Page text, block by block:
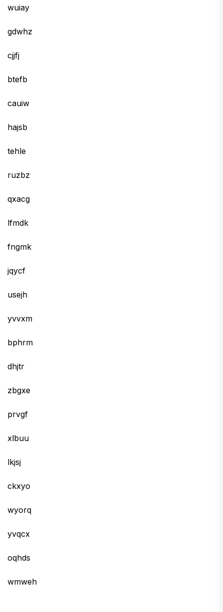
wuiay
gdwhz
cjjfj
btefb
cauiw
hajsb
tehle
ruzbz
qxacg
lfmdk
fngmk
jqycf
usejh
yvvxm
bphrm
dhjtr
zbgxe
prvgf
xlbuu
lkjsj
ckxyo
wyorq
yvqcx
oqhds
wmweh